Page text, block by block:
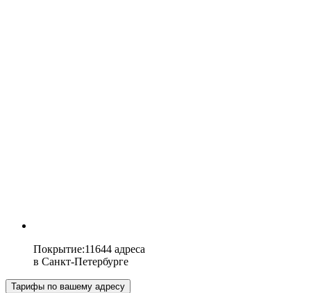
Покрытие:11644 адреса
в Санкт-Петербурге
Тарифы по вашему адресу